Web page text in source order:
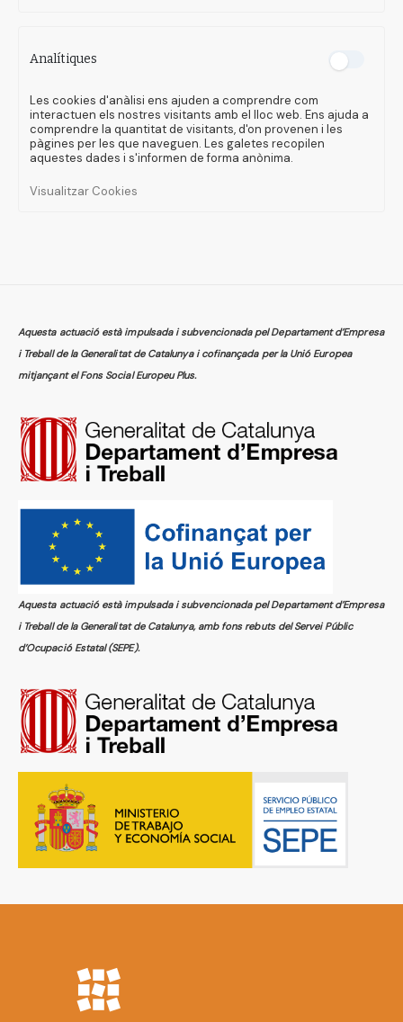
Analítiques
Les cookies d'anàlisi ens ajuden a comprendre com
interactuen els nostres visitants amb el lloc web. Ens ajuda a
comprendre la quantitat de visitants, d'on provenen i les
pàgines per les que naveguen. Les galetes recopilen
aquestes dades i s'informen de forma anònima.
Visualitzar Cookies
Aquesta actuació està impulsada i subvencionada pel Departament d’Empresa
i Treball de la Generalitat de Catalunya i cofinançada per la Unió Europea
mitjançant el Fons Social Europeu Plus.
Aquesta actuació està impulsada i subvencionada pel Departament d’Empresa
i Treball de la Generalitat de Catalunya, amb fons rebuts del Servei Públic
d’Ocupació Estatal (SEPE).